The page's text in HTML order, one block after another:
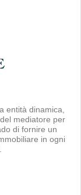
entità dinamica,
mediatore per
di fornire un
in ogni